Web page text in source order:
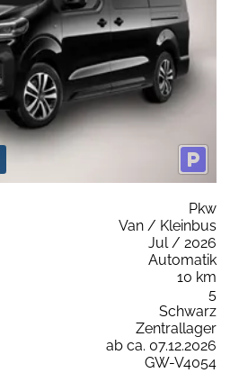
Pkw
Van / Kleinbus
Jul / 2026
Automatik
10 km
5
Schwarz
Zentrallager
ab ca. 07.12.2026
GW-V4054